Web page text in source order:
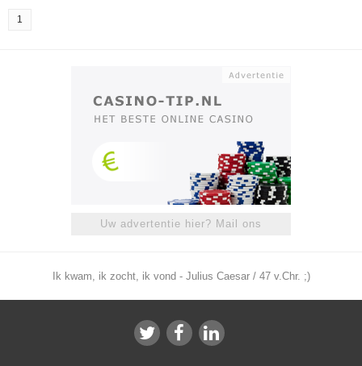
1
Uw advertentie hier? Mail ons
Ik kwam, ik zocht, ik vond - Julius Caesar / 47 v.Chr. ;)